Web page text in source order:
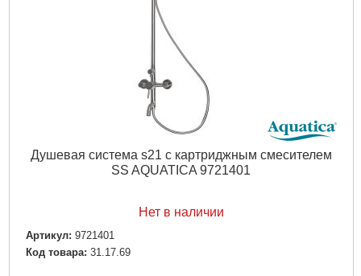
Душевая система s21 с картриджным смесителем
SS AQUATICA 9721401
Нет в наличии
Артикул: 9721401
Код товара: 31.17.69